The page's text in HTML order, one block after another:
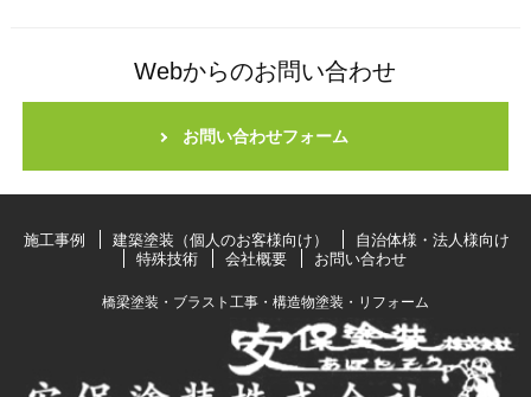
Webからのお問い合わせ
お問い合わせフォーム
施工事例 建築塗装（個人のお客様向け）
自治体様・法人様向け
特殊技術
会社概要 お問い合わせ
橋梁塗装・ブラスト工事・構造物塗装・リフォーム